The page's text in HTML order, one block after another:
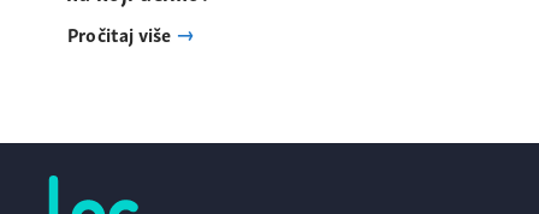
Pročitaj više